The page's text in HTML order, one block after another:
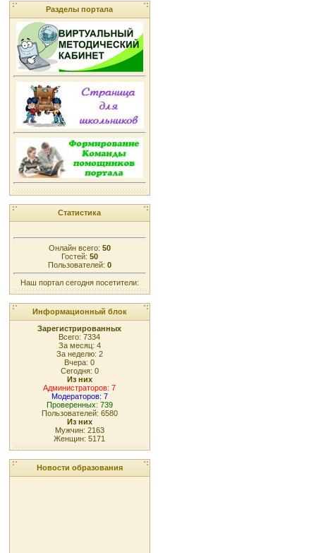
Разделы портала
Статистика
Онлайн всего: 50
Гостей: 50
Пользователей: 0
Наш портал сегодня посетители:
Информационный блок
Зарегистрированных
Всего: 7334
За месяц: 4
За неделю: 2
Вчера: 0
Сегодня: 0
Из них
Администраторов: 7
Модераторов: 7
Проверенных: 739
Пользователей: 6580
Из них
Мужчин: 2163
Женщин: 5171
Новости образования